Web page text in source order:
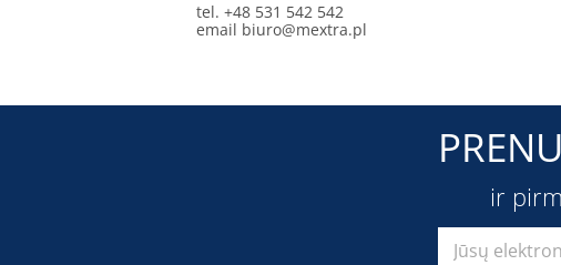
tel. +48 531 542 542
email biuro@mextra.pl
ir